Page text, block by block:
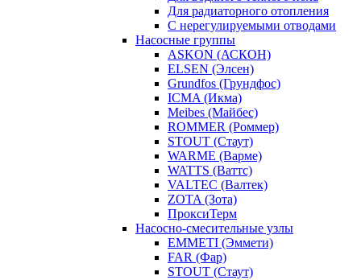
Для радиаторного отопления
С нерегулируемыми отводами
Насосные группы
ASKON (АСКОН)
ELSEN (Элсен)
Grundfos (Грундфос)
ICMA (Икма)
Meibes (Майбес)
ROMMER (Роммер)
STOUT (Стаут)
WARME (Варме)
WATTS (Ваттс)
VALTEC (Валтек)
ZOTA (Зота)
ПроксиТерм
Насосно-смесительные узлы
EMMETI (Эммети)
FAR (Фар)
STOUT (Стаут)